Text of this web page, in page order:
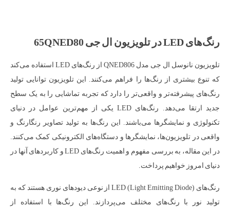
رنگ‌های LED در تلویزیون ال جی 65QNED80
تلویزیون نانوسل ال جی مدل QNED806 از رنگ‌های LED استفاده می‌کند
که تنوع بیشتری از رنگ‌ها را فراهم می‌کنند. این تلویزیون توانایی تولید
رنگ‌های پیشرفته‌تر و واقعی‌تر را دارد که تجربه تماشایی را به یک سطح
جدید ارتقا می‌دهد. رنگ‌های LED یکی از مهم‌ترین عوامل در دنیای
تکنولوژی و نمایشگرها می‌باشند. این رنگ‌ها به تولید تصاویر رنگارنگ و
واقعی در تلویزیون‌ها، نمایشگرها و دستگاه‌های الکترونیکی کمک می‌کنند.
در این مقاله، به بررسی مفهوم و اهمیت رنگ‌های LED و کاربردهای آنها در
دنیای امروز خواهیم پرداخت.
رنگ‌های LED (Light Emitting Diode) از نوعی دیودهای نوری هستند که به
تولید نور با رنگ‌های مختلف می‌پردازند. این رنگ‌ها با استفاده از